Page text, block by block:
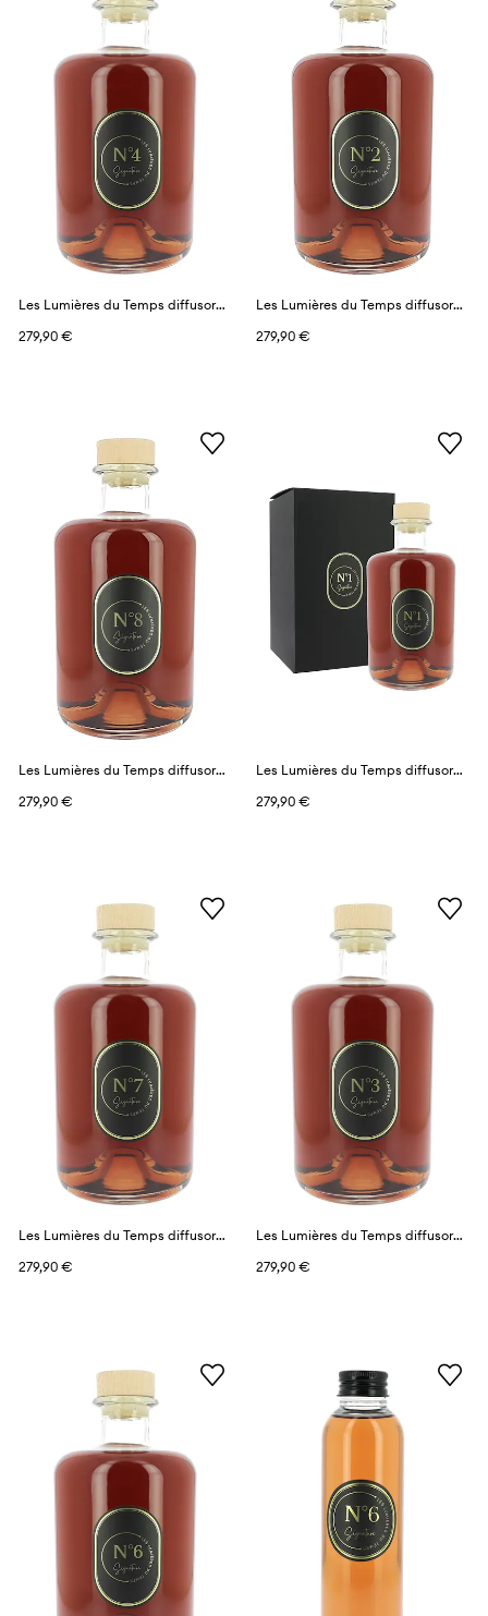
Les Lumières du Temps diffusore profumato 3 l
279,90 €
Les Lumières du Temps diffusore profumato 3 l
279,90 €
Les Lumières du Temps diffusore profumato 3 l
279,90 €
Les Lumières du Temps diffusore profumato 3 l
279,90 €
Les Lumières du Temps diffusore profumato 3 l
279,90 €
Les Lumières du Temps diffusore profumato 3 l
279,90 €